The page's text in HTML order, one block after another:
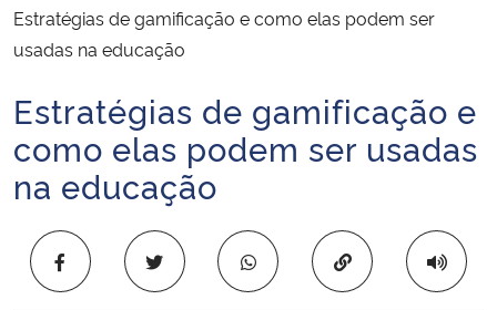
Ministério da Economia
Ministério da Infraestrutura
Ministério da Agricultura, Pecuária e Abastecimento
Ministério da Cidadania
Estratégias de gamificação e como elas podem ser
usadas na educação
Início do conteúdo
Estratégias de gamificação e
como elas podem ser usadas
na educação
Copiar para área